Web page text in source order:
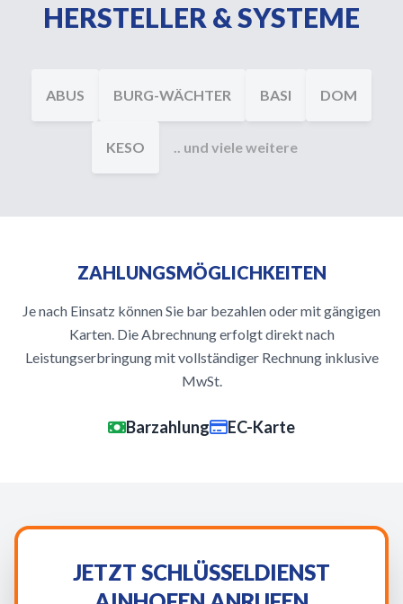
HERSTELLER & SYSTEME
ABUS BURG-WÄCHTER BASI DOM
KESO .. und viele weitere
ZAHLUNGSMÖGLICHKEITEN
Je nach Einsatz können Sie bar bezahlen oder mit gängigen
Karten. Die Abrechnung erfolgt direkt nach
Leistungserbringung mit vollständiger Rechnung inklusive
MwSt.
Barzahlung EC-Karte
JETZT SCHLÜSSELDIENST